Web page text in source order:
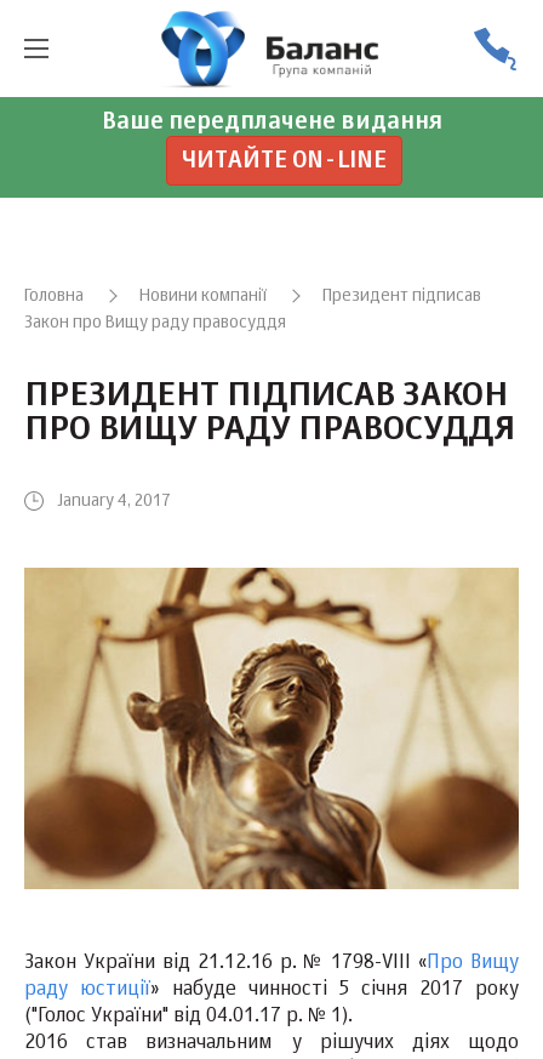
Ваше передплачене видання
ЧИТАЙТЕ ON-LINE
Головна Новини компанії
Президент підписав
Закон про Вищу раду правосуддя
ПРЕЗИДЕНТ ПІДПИСАВ ЗАКОН
ПРО ВИЩУ РАДУ ПРАВОСУДДЯ
January 4, 2017
Закон України від 21.12.16 р. № 1798-VIII « Про Вищу
раду юстиції» набуде чинності 5 січня 2017 року
("Голос України" від 04.01.17 р. № 1).
2016 став визначальним у рішучих діях щодо